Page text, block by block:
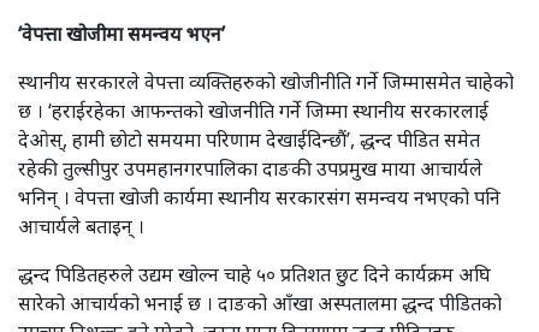
‘वेपत्ता खोजीमा समन्वय भएन’
स्थानीय सरकारले वेपत्ता व्यक्तिहरुको खोजीनीति गर्ने जिम्मासमेत चाहेको
छ । ‘हराईरहेका आफन्तको खोजनीति गर्ने जिम्मा स्थानीय सरकारलाई
देओस्, हामी छोटो समयमा परिणाम देखाईदिन्छौं’, द्धन्द पीडित समेत
रहेकी तुल्सीपुर उपमहानगरपालिका दाङकी उपप्रमुख माया आचार्यले
भनिन् । वेपत्ता खोजी कार्यमा स्थानीय सरकारसंग समन्वय नभएको पनि
आचार्यले बताइन् ।
द्धन्द पिडितहरुले उद्यम खोल्न चाहे ५० प्रतिशत छुट दिने कार्यक्रम अघि
सारेको आचार्यको भनाई छ । दाङको आँखा अस्पतालमा द्धन्द पीडितको